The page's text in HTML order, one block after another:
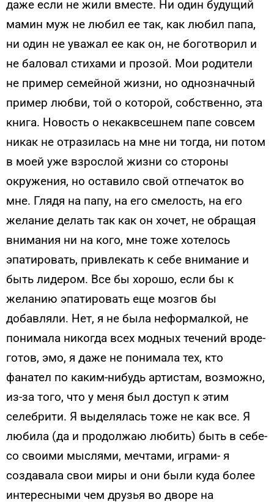
даже если не жили вместе. Ни один будущий
мамин муж не любил ее так, как любил папа,
ни один не уважал ее как он, не боготворил и
не баловал стихами и прозой. Мои родители
не пример семейной жизни, но однозначный
пример любви, той о которой, собственно, эта
книга. Новость о некаквсешнем папе совсем
никак не отразилась на мне ни тогда, ни потом
в моей уже взрослой жизни со стороны
окружения, но оставило свой отпечаток во
мне. Глядя на папу, на его смелость, на его
желание делать так как он хочет, не обращая
внимания ни на кого, мне тоже хотелось
эпатировать, привлекать к себе внимание и
быть лидером. Все бы хорошо, если бы к
желанию эпатировать еще мозгов бы
добавляли. Нет, я не была неформалкой, не
понимала никогда всех модных течений вроде-
готов, эмо, я даже не понимала тех, кто
фанател по каким-нибудь артистам, возможно,
из-за того, что у меня был доступ к этим
селебрити. Я выделялась тоже не как все. Я
любила (да и продолжаю любить) быть в себе-
со своими мыслями, мечтами, играми- я
создавала свои миры и они были куда более
интересными чем друзья во дворе на